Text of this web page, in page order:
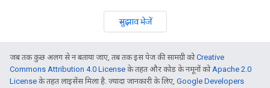
सुझाव भेजें
जब तक कुछ अलग से न बताया जाए, तब तक इस पेज की सामग्री कोCreative
Commons Attribution 4.0 License के तहत और कोड के नमूनों कोApache 2.0
License के तहत लाइसेंस मिला है. ज़्यादा जानकारी के लिए, Google Developers